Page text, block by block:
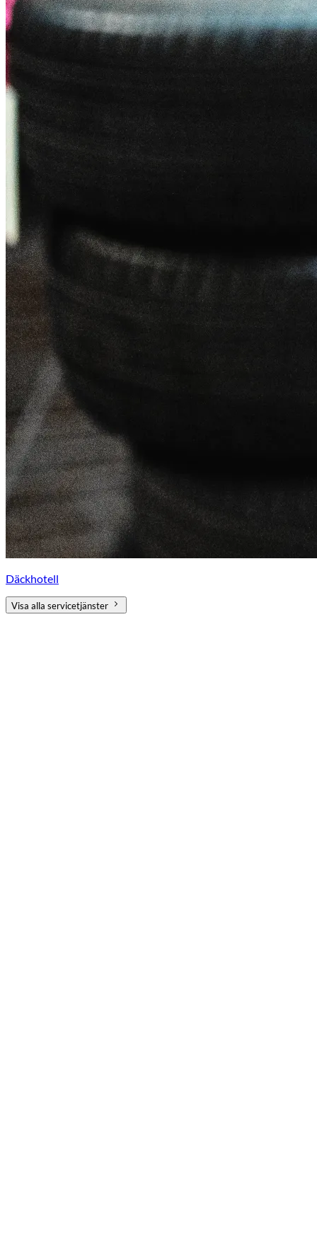
Däckhotell
Visa alla servicetjänster